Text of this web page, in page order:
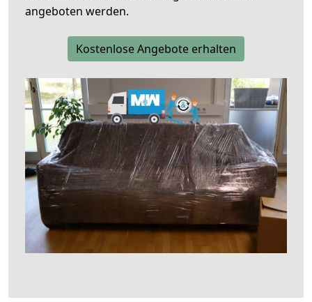
angeboten werden.
Kostenlose Angebote erhalten